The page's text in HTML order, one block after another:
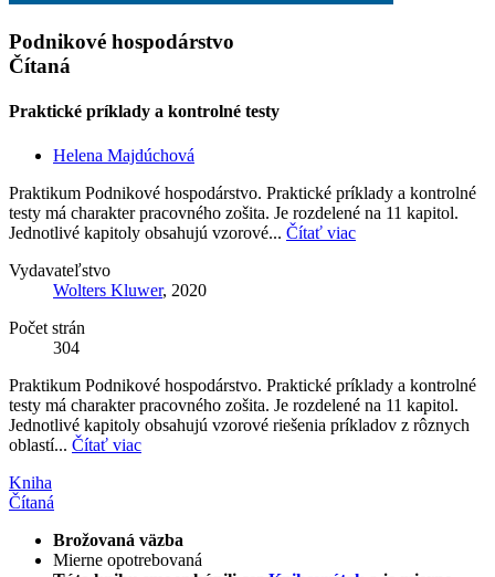
Podnikové hospodárstvo
Čítaná
Praktické príklady a kontrolné testy
Helena Majdúchová
Praktikum Podnikové hospodárstvo. Praktické príklady a kontrolné
testy má charakter pracovného zošita. Je rozdelené na 11 kapitol.
Jednotlivé kapitoly obsahujú vzorové... Čítať viac
Vydavateľstvo
Wolters Kluwer, 2020
Počet strán
304
Praktikum Podnikové hospodárstvo. Praktické príklady a kontrolné
testy má charakter pracovného zošita. Je rozdelené na 11 kapitol.
Jednotlivé kapitoly obsahujú vzorové riešenia príkladov z rôznych
oblastí... Čítať viac
Kniha
Čítaná
Brožovaná väzba
Mierne opotrebovaná